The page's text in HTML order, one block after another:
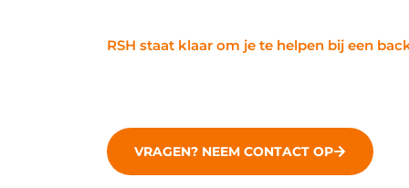
RSH staat klaar om je te helpen bij een
VRAGEN? NEEM CONTACT OP